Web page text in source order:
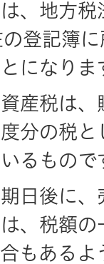
、地方
登記簿
になりま
産税は
分の税
るもので
日後に
、税額
もある